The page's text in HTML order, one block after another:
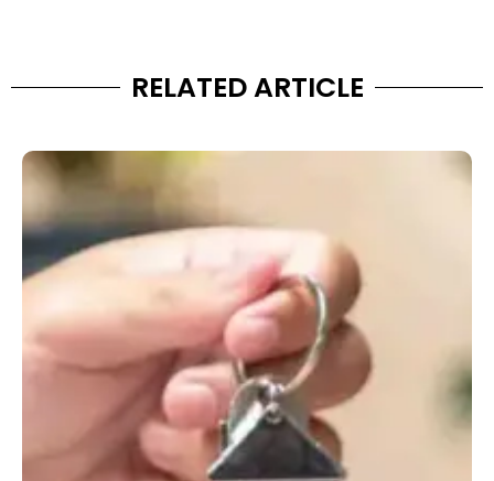
RELATED ARTICLE